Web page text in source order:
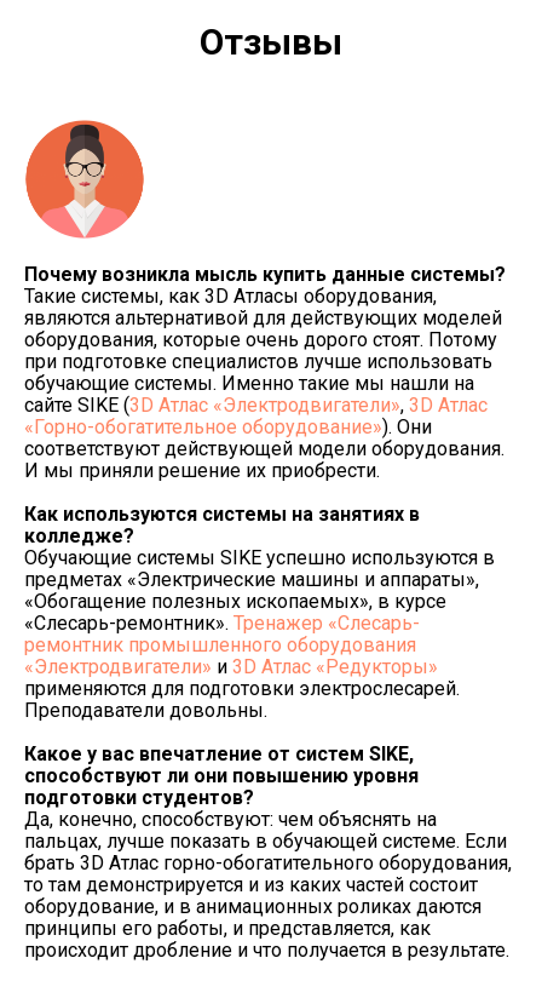
Отзывы
Почему возникла мысль купить данные системы?
Такие системы, как 3D Атласы оборудования,
являются альтернативой для действующих моделей
оборудования, которые очень дорого стоят. Потому
при подготовке специалистов лучше использовать
обучающие системы. Именно такие мы нашли на
сайте SIKE (3D Атлас «Электродвигатели», 3D Атлас
«Горно-обогатительное оборудование»). Они
соответствуют действующей модели оборудования.
И мы приняли решение их приобрести.
Как используются системы на занятиях в
колледже?
Обучающие системы SIKE успешно используются в
предметах «Электрические машины и аппараты»,
«Обогащение полезных ископаемых», в курсе
«Слесарь-ремонтник». Тренажер «Слесарь-
ремонтник промышленного оборудования
«Электродвигатели» и 3D Атлас «Редукторы»
применяются для подготовки электрослесарей.
Преподаватели довольны.
Какое у вас впечатление от систем SIKE,
способствуют ли они повышению уровня
подготовки студентов?
Да, конечно, способствуют: чем объяснять на
пальцах, лучше показать в обучающей системе. Если
брать 3D Атлас горно-обогатительного оборудования,
то там демонстрируется и из каких частей состоит
оборудование, и в анимационных роликах даются
принципы его работы, и представляется, как
происходит дробление и что получается в результате.